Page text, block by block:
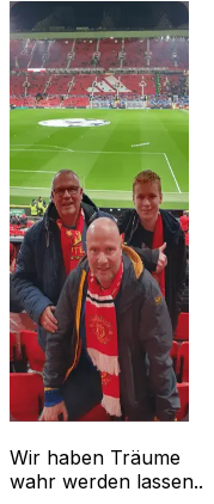
Wir haben Träume
wahr werden lassen..